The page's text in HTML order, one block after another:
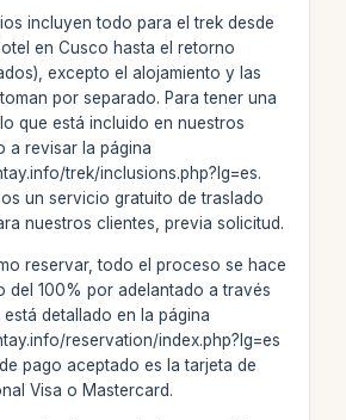
incluyen todo para el trek desde
en Cusco hasta el retorno
excepto el alojamiento y las
por separado. Para tener una
que está incluido en nuestros
a revisar la página
trek/inclusions.php?lg=es.
un servicio gratuito de traslado
nuestros clientes, previa solicitud.
reservar, todo el proceso se hace
del 100% por adelantado a través
detallado en la página
reservation/index.php?lg=es
pago aceptado es la tarjeta de
Visa o Mastercard.